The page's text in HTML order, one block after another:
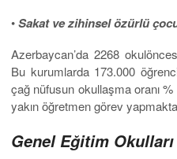
•Sakat ve zihinsel özürlü
Azerbaycan’da 2268
Bu kurumlarda 173.000
çağ nüfusun okullaşma oranı %
yakın öğretmen görev
Genel Eğitim Okulları